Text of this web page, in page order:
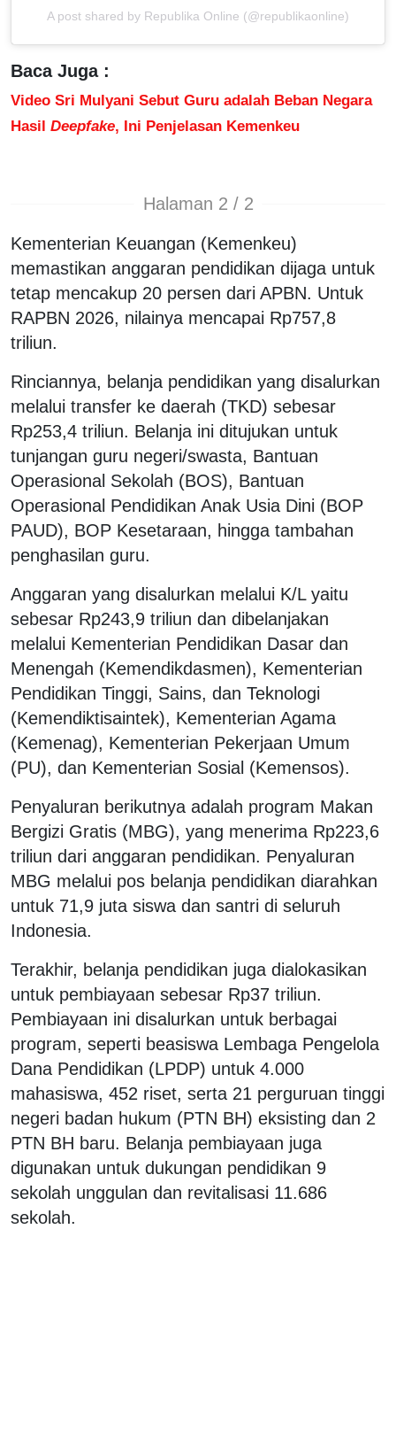
A post shared by Republika Online (@republikaonline)
Baca Juga :
Video Sri Mulyani Sebut Guru adalah Beban Negara
Hasil Deepfake, Ini Penjelasan Kemenkeu
Halaman 2 / 2
Kementerian Keuangan (Kemenkeu)
memastikan anggaran pendidikan dijaga untuk
tetap mencakup 20 persen dari APBN. Untuk
RAPBN 2026, nilainya mencapai Rp757,8
triliun.
Rinciannya, belanja pendidikan yang disalurkan
melalui transfer ke daerah (TKD) sebesar
Rp253,4 triliun. Belanja ini ditujukan untuk
tunjangan guru negeri/swasta, Bantuan
Operasional Sekolah (BOS), Bantuan
Operasional Pendidikan Anak Usia Dini (BOP
PAUD), BOP Kesetaraan, hingga tambahan
penghasilan guru.
Anggaran yang disalurkan melalui K/L yaitu
sebesar Rp243,9 triliun dan dibelanjakan
melalui Kementerian Pendidikan Dasar dan
Menengah (Kemendikdasmen), Kementerian
Pendidikan Tinggi, Sains, dan Teknologi
(Kemendiktisaintek), Kementerian Agama
(Kemenag), Kementerian Pekerjaan Umum
(PU), dan Kementerian Sosial (Kemensos).
Penyaluran berikutnya adalah program Makan
Bergizi Gratis (MBG), yang menerima Rp223,6
triliun dari anggaran pendidikan. Penyaluran
MBG melalui pos belanja pendidikan diarahkan
untuk 71,9 juta siswa dan santri di seluruh
Indonesia.
Terakhir, belanja pendidikan juga dialokasikan
untuk pembiayaan sebesar Rp37 triliun.
Pembiayaan ini disalurkan untuk berbagai
program, seperti beasiswa Lembaga Pengelola
Dana Pendidikan (LPDP) untuk 4.000
mahasiswa, 452 riset, serta 21 perguruan tinggi
negeri badan hukum (PTN BH) eksisting dan 2
PTN BH baru. Belanja pembiayaan juga
digunakan untuk dukungan pendidikan 9
sekolah unggulan dan revitalisasi 11.686
sekolah.